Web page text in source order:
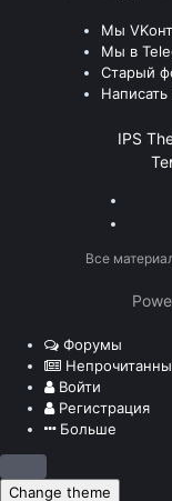
Мы
Мы в
Старый
IPS
Все
Форумы
Войти
Регистрация
Больше
Change theme